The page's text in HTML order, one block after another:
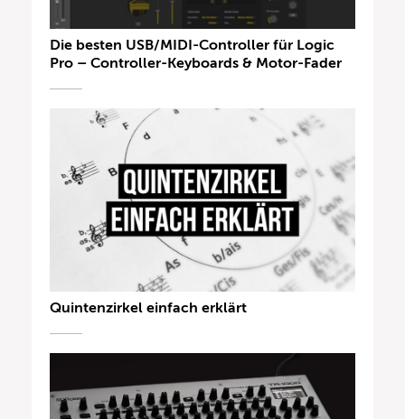
Die besten USB/MIDI-Controller für Logic
Pro – Controller-Keyboards & Motor-Fader
Quintenzirkel einfach erklärt